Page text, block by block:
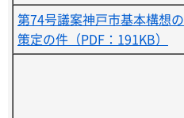
第74号議案神戸市基本構想の
策定の件（PDF：191KB）